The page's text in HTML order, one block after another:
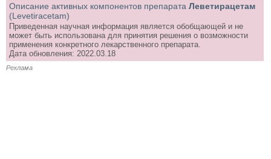
Описание активных компонентов препарата Леветирацетам
(Levetiracetam)
Приведенная научная информация является обобщающей и не
может быть использована для принятия решения о возможности
применения конкретного лекарственного препарата.
Дата обновления: 2022.03.18
Реклама